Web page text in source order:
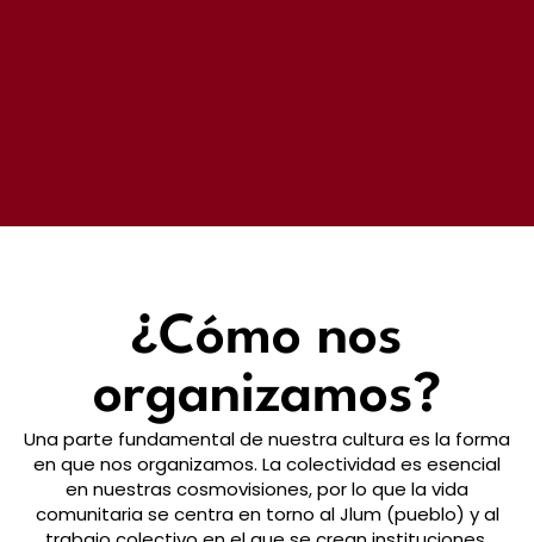
¿Cómo nos
organizamos?​
Una parte fundamental de nuestra cultura es la forma
en que nos organizamos. La colectividad es esencial
en nuestras cosmovisiones, por lo que la vida
comunitaria se centra en torno al Jlum (pueblo) y al